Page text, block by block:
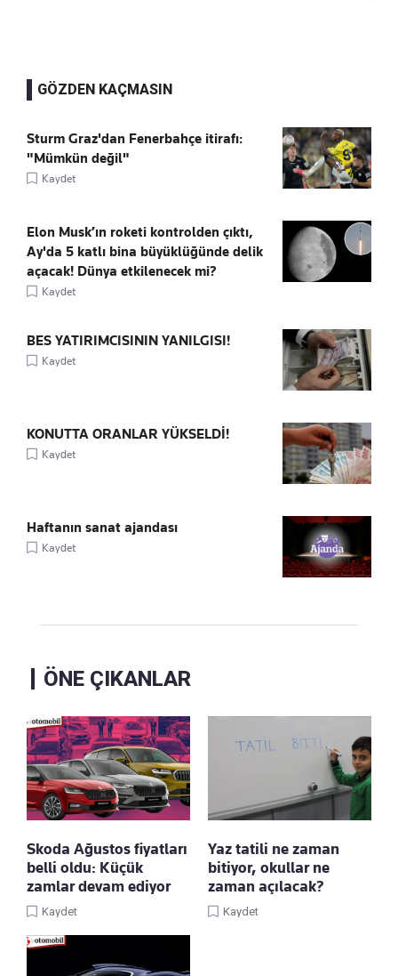
GÖZDEN KAÇMASIN
Sturm Graz'dan Fenerbahçe itirafı:
"Mümkün değil"
Kaydet
Elon Musk’ın roketi kontrolden çıktı,
Ay'da 5 katlı bina büyüklüğünde delik
açacak! Dünya etkilenecek mi?
Kaydet
BES YATIRIMCISININ YANILGISI!
Kaydet
KONUTTA ORANLAR YÜKSELDİ!
Kaydet
Haftanın sanat ajandası
Kaydet
ÖNE ÇIKANLAR
Skoda Ağustos fiyatları
belli oldu: Küçük
zamlar devam ediyor
Kaydet
Yaz tatili ne zaman
bitiyor, okullar ne
zaman açılacak?
Kaydet